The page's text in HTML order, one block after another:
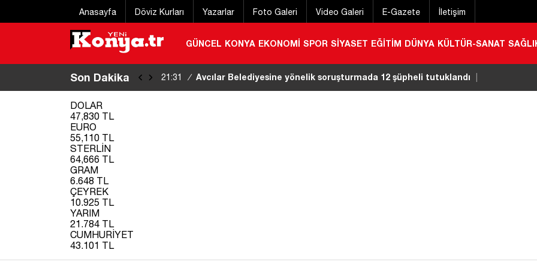
Anasayfa Döviz Kurları Yazarlar Foto Galeri Video Galeri E-Gazete İletişim
GÜNCEL KONYA EKONOMİ SPOR SİYASET EĞİTİM DÜNYA KÜLTÜR-SANAT
Son Dakika 21:23 / Menderes Belediye Başkanı Çiçek tutuklandı |
DOLAR
47,830 TL
EURO
55,110 TL
STERLİN
64,666 TL
GRAM
6.648 TL
ÇEYREK
10.925 TL
YARIM
21.784 TL
CUMHURİYET
43.101 TL